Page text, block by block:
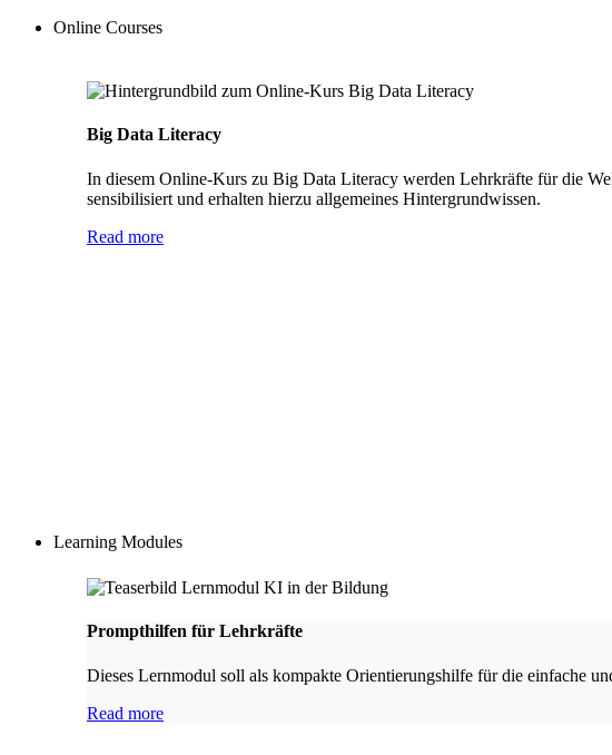
Online Courses
Big Data Literacy
In diesem Online-Kurs zu Big Data Literacy werden Lehrkräfte für die
sensibilisiert und erhalten hierzu allgemeines Hintergrundwissen.
Read more
Learning Modules
Prompthilfen für Lehrkräfte
Dieses Lernmodul soll als kompakte Orientierungshilfe für die einfache
Read more